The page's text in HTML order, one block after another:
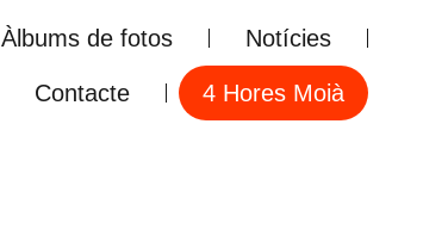
Àlbums de fotos Notícies
Contacte 4 Hores Moià